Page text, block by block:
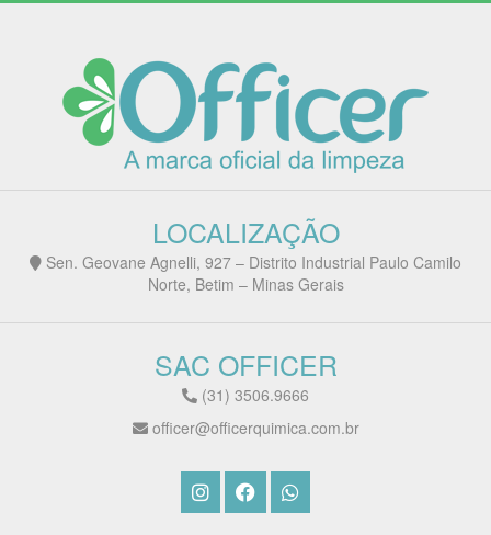
LOCALIZAÇÃO
Sen. Geovane Agnelli, 927 – Distrito Industrial Paulo Camilo
Norte, Betim – Minas Gerais
SAC OFFICER
(31) 3506.9666
officer@officerquimica.com.br